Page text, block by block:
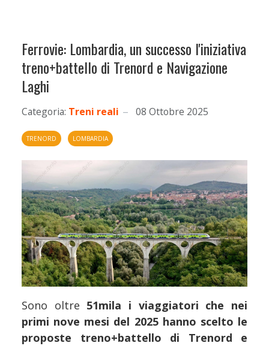
Ferrovie: Lombardia, un successo l'iniziativa
treno+battello di Trenord e Navigazione
Laghi
Categoria: Treni reali 08 Ottobre 2025
TRENORD LOMBARDIA
Sono oltre 51mila i viaggiatori che nei
primi nove mesi del 2025 hanno scelto le
proposte treno+battello di Trenord e